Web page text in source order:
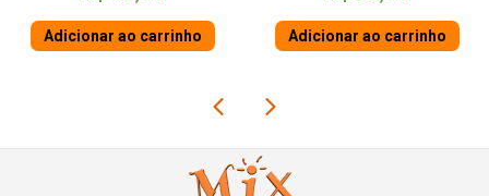
Adicionar ao carrinho Ler mais